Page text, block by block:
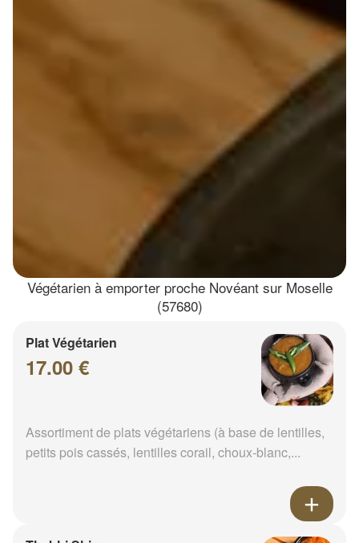
Végétarien à emporter proche Novéant sur Moselle
(57680)
Plat Végétarien
17.00 €
Assortiment de plats végétariens (à base de lentilles,
petits pois cassés, lentilles corail, choux-blanc,...